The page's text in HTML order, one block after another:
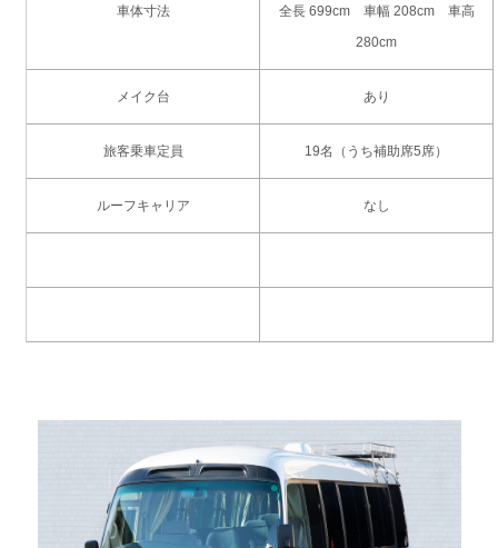
車体寸法
全長 699cm 車幅 208cm 車高
280cm
メイク台 あり
旅客乗車定員 19名（うち補助席5席）
ルーフキャリア なし